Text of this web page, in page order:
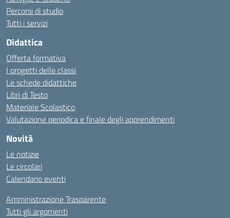
Percorsi di studio
Tutti i servizi
Didattica
Offerta formativa
I progetti delle classi
Le schede didattiche
Libri di Testo
Materiale Scolastico
Valutazione periodica e finale degli apprendimenti
Novità
Le notizie
Le circolari
Calendario eventi
Amministrazione Trasparente
Tutti gli argomenti